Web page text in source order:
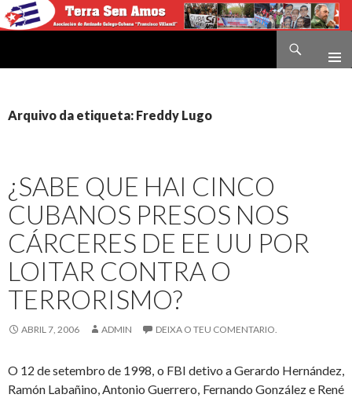
Arquivo da etiqueta: Freddy Lugo
¿SABE QUE HAI CINCO
CUBANOS PRESOS NOS
CÁRCERES DE EE UU POR
LOITAR CONTRA O
TERRORISMO?
ABRIL 7, 2006 ADMIN DEIXA O TEU COMENTARIO.
O 12 de setembro de 1998, o FBI detivo a Gerardo Hernández,
Ramón Labañino, Antonio Guerrero, Fernando González e René